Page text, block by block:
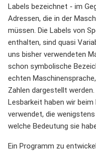
Labels bezeichnet - im
Adressen, die in der
müssen. Die Labels von
enthalten, sind quasi
uns bisher verwendeten
schon symbolische
echten
Zahlen dargestellt
Lesbarkeit haben wir
verwendet, die
welche Bedeutung sie
Ein Programm zu